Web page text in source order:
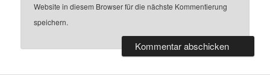
Website in diesem Browser für die nächste Kommentierung
speichern.